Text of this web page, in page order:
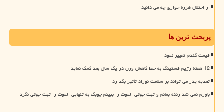
از اختلال هرزه خواری چه می دانید
پربحث ترین ها
قیمت گندم تغییر نمود
12 هفته رژیم فستینگ به حفظ کاهش وزن در یک سال بعد کمک نماید
تغذیه پدر می تواند بر سلامت نوزاد تأثیر بگذارد
باورم نمی شد زنده بمانم و ثبت جهانی الموت را ببینم چوبک به تنهایی الموت را ثبت جهانی نکرد